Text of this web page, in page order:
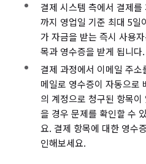
결제 시스템 측에서 결제
까지 영업일 기준 최대 5일
가 자금을 받는 즉시 사용
목과 영수증을 받게 됩니다.
결제 과정에서 이메일 주
메일로 영수증이 자동으로
의 계정으로 청구된 항목
을 경우 문제를 확인할 수
요. 결제 항목에 대한 영수
인해보세요.